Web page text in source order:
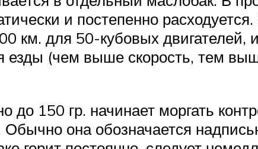
и постепенно
км. для 50-кубовых
езды (чем выше скорость, тем
150 гр. начинает моргать
она обозначается